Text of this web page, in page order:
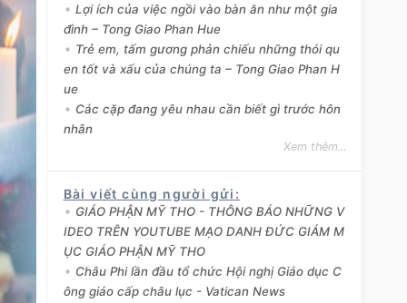
Lợi ích của việc ngồi vào bàn ăn như một gia
đình – Tong Giao Phan Hue
Trẻ em, tấm gương phản chiếu những thói qu
en tốt và xấu của chúng ta – Tong Giao Phan H
ue
Các cặp đang yêu nhau cần biết gì trước hôn
nhân
Xem thêm...
Bài viết cùng người gửi :
GIÁO PHẬN MỸ THO - THÔNG BÁO NHỮNG V
IDEO TRÊN YOUTUBE MẠO DANH ĐỨC GIÁM M
ỤC GIÁO PHẬN MỸ THO
Châu Phi lần đầu tổ chức Hội nghị Giáo dục C
ông giáo cấp châu lục - Vatican News